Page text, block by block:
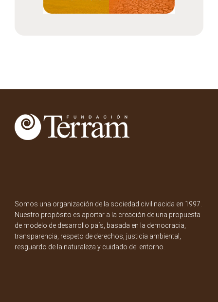
Somos una organización de la sociedad civil nacida en 1997.
Nuestro propósito es aportar a la creación de una propuesta
de modelo de desarrollo país, basada en la democracia,
transparencia, respeto de derechos, justicia ambiental,
resguardo de la naturaleza y cuidado del entorno.